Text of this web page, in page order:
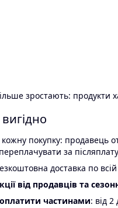
зростають: продукти
покупку: продавець
за
доставка по всій
від продавців та
оплатити частинами: від